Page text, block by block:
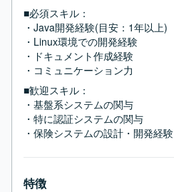
■必須スキル：
・Java開発経験(目安：1年以上)
・Linux環境での開発経験
・ドキュメント作成経験
・コミュニケーション力
■歓迎スキル：
・基盤系システムの関与
・特に認証システムの関与
・保険システムの設計・開発経験
特徴